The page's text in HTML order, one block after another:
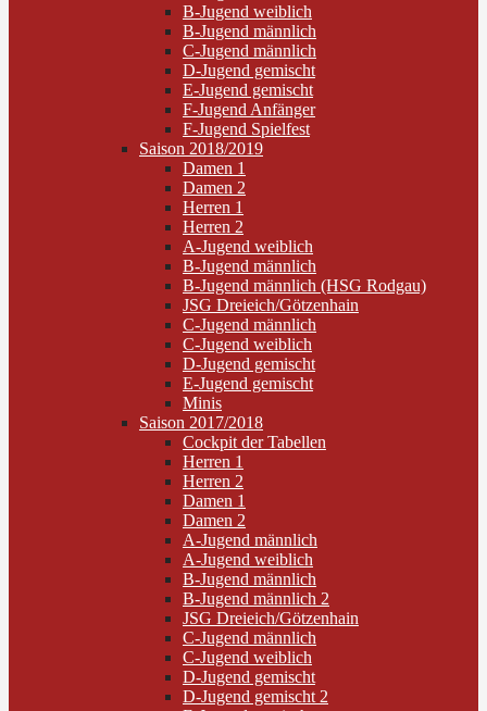
B-Jugend weiblich
B-Jugend männlich
C-Jugend männlich
D-Jugend gemischt
E-Jugend gemischt
F-Jugend Anfänger
F-Jugend Spielfest
Saison 2018/2019
Damen 1
Damen 2
Herren 1
Herren 2
A-Jugend weiblich
B-Jugend männlich
B-Jugend männlich (HSG Rodgau)
JSG Dreieich/Götzenhain
C-Jugend männlich
C-Jugend weiblich
D-Jugend gemischt
E-Jugend gemischt
Minis
Saison 2017/2018
Cockpit der Tabellen
Herren 1
Herren 2
Damen 1
Damen 2
A-Jugend männlich
A-Jugend weiblich
B-Jugend männlich
B-Jugend männlich 2
JSG Dreieich/Götzenhain
C-Jugend männlich
C-Jugend weiblich
D-Jugend gemischt
D-Jugend gemischt 2